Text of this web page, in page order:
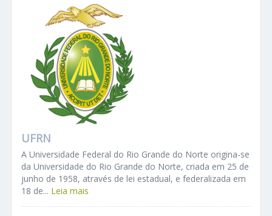
UFRN
A Universidade Federal do Rio Grande do Norte origina-se
da Universidade do Rio Grande do Norte, criada em 25 de
junho de 1958, através de lei estadual, e federalizada em
18 de... Leia mais